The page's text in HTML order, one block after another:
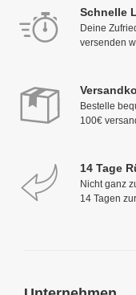
Schnelle
Deine
versenden
Bestelle
100€
14 Tage
Nicht ganz
14 Tagen